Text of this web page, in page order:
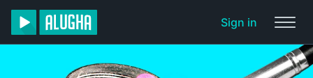
Sign in